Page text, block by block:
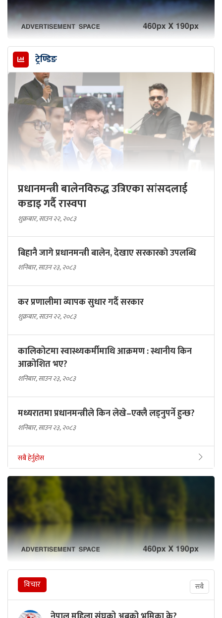
ट्रेण्डिङ
प्रधानमन्त्री बालेनविरुद्ध उत्रिएका सांसदलाई
कडाइ गर्दै रास्वपा
शुक्रबार, साउन २२, २०८३
बिहानै जागे प्रधानमन्त्री बालेन, देखाए सरकारकाे उपलब्धि
शनिबार, साउन २३, २०८३
कर प्रणालीमा व्यापक सुधार गर्दै सरकार
शुक्रबार, साउन २२, २०८३
कालिकोटमा स्वास्थ्यकर्मीमाथि आक्रमण : स्थानीय किन
आक्रोशित भए?
शनिबार, साउन २३, २०८३
मध्यरातमा प्रधानमन्त्रीले किन लेखे–एक्लै लड्नुपर्ने हुन्छ?
शनिबार, साउन २३, २०८३
सबै हेर्नुहोस
विचार सबै